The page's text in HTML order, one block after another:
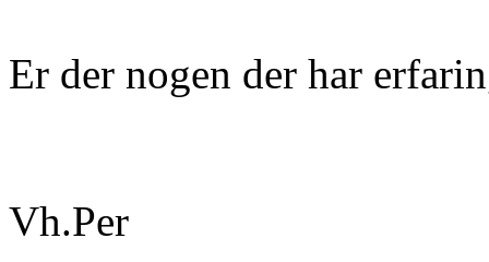
Er der nogen der har
Vh.Per